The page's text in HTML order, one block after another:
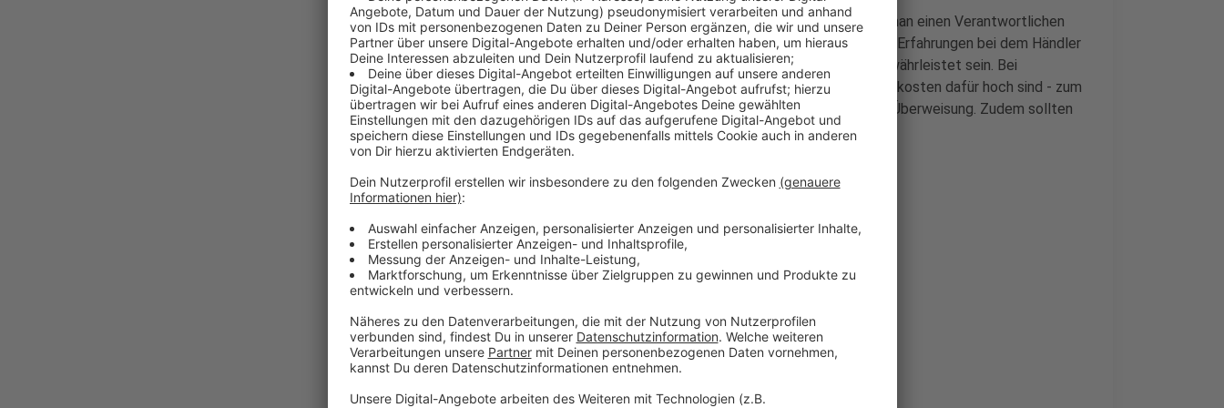
Um zu checken, ob es ein vertrauenswürdiger Händler ist, sollte man einen Verantwortlichen
und eine Adresse leicht erkennen können. Auch Internetforen mit Erfahrungen bei dem Händler
sind hilfreich. Außerdem muss eine sichere Datenübertragung gewährleistet sein. Bei
besonders günstigen Angeboten sollten wir prüfen, ob die Zusatzkosten dafür hoch sind - zum
Beispiel Versand- oder Zustellungskosten oder Gebühren für die Überweisung. Zudem sollten
wir ein Widerrufs- oder Rückgaberecht haben.
Weitere Infos
Anzeige
Tipps der Verbraucherzentrale zum online-Shopping
Tipps rund um Weihnachten
Thema online-Shopping